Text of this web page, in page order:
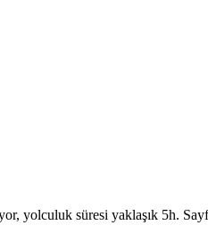
yolculuk süresi yaklaşık 5h.